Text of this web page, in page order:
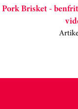
Pork Brisket -